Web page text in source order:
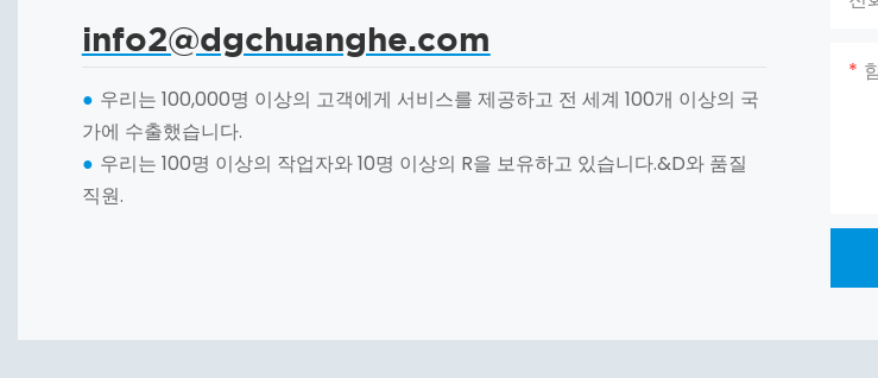
info2@dgchuanghe.com
● 우리는 100,000명 이상의 고객에게 서비스를 제공하고 전 세계 100개 이상의 국
가에 수출했습니다.
● 우리는 100명 이상의 작업자와 10명 이상의 R을 보유하고 있습니다.&D와 품질
직원.